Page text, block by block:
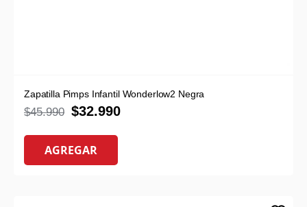
Zapatilla Pimps Infantil Wonderlow2 Negra
$45.990 $32.990
AGREGAR